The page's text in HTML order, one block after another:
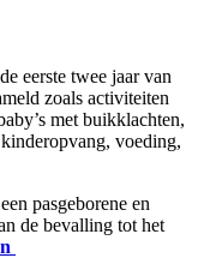
eerste twee jaar van
zoals activiteiten
met buikklachten,
voeding,
pasgeborene en
de bevalling tot het